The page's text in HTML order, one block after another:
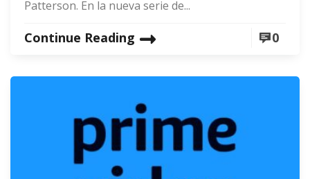
Patterson. En la nueva serie de...
Continue Reading 0